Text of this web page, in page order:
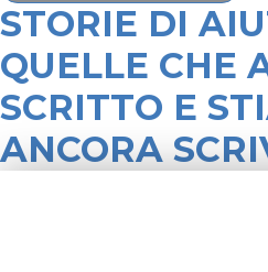
STORIE DI
QUELLE CHE
SCRITTO E
ANCORA